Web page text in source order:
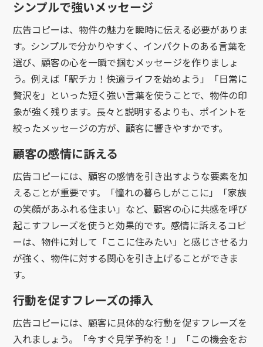
シンプルで強いメッセージ
広告コピーは、物件の魅力を瞬時に伝える必要がありま
す。シンプルで分かりやすく、インパクトのある言葉を
選び、顧客の心を一瞬で掴むメッセージを作りましょ
う。例えば「駅チカ！快適ライフを始めよう」「日常に
贅沢を」といった短く強い言葉を使うことで、物件の印
象が強く残ります。長々と説明するよりも、ポイントを
絞ったメッセージの方が、顧客に響きやすかです。
顧客の感情に訴える
広告コピーには、顧客の感情を引き出すような要素を加
えることが重要です。「憧れの暮らしがここに」「家族
の笑顔があふれる住まい」など、顧客の心に共感を呼び
起こすフレーズを使うと効果的です。感情に訴えるコピ
ーは、物件に対して「ここに住みたい」と感じさせる力
が強く、物件に対する関心を引き上げることができま
す。
行動を促すフレーズの挿入
広告コピーには、顧客に具体的な行動を促すフレーズを
入れましょう。「今すぐ見学予約を！」「この機会をお